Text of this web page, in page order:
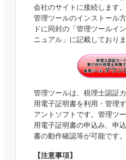
会社のサイトに接続します。
管理ツールのインストール
ドに同封の「管理ツールイ
ニュアル」に記載しておりま
管理ツールは、税理士認証
用電子証明書を利用・管理
アントソフトです。管理ツ
⽤電⼦証明書の申込み、申
書の動作確認等が可能です。
【注意事項】